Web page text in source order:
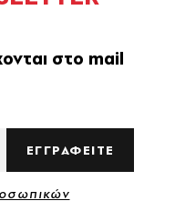
στο mail
ΕΓΓΡΑΦΕΙΤΕ